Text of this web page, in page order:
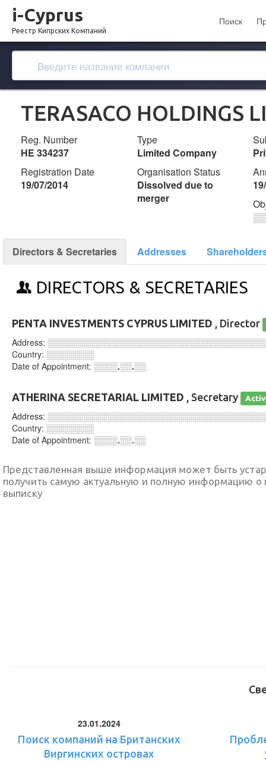
i-Cyprus
Реестр Кипрских Компаний
Поиск
TERASACO HOLDINGS
Reg. Number
ΗΕ 334237
Type
Limited Company
Registration Date
19/07/2014
Organisation Status
Dissolved due to
merger
Directors & Secretaries Addresses
DIRECTORS & SECRETARIES
PENTA INVESTMENTS CYPRUS LIMITED , Director
Address:
Country: ░░░░░░░░
Date of Appointment: ░░░░.░░.░░
ATHERINA SECRETARIAL LIMITED , Secretary
Address:
Country: ░░░░░░░░
Date of Appointment: ░░░░.░░.░░
Представленная выше информация может быть
получить самую актуальную и полную информацию о
выписку
23.01.2024
Поиск компаний на Британских
Виргинских островах